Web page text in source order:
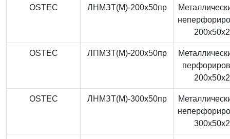
OSTEC ЛНМЗТ(М)-200x50пр
OSTEC ЛПМЗТ(М)-200x50пр
OSTEC ЛНМЗТ(М)-300x50пр